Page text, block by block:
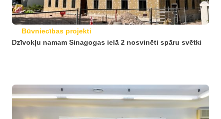
Būvniecības projekti
Dzīvokļu namam Sinagogas ielā 2 nosvinēti spāru svētki